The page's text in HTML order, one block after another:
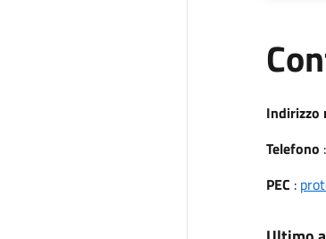
Indirizzo
Telefono :
PEC :